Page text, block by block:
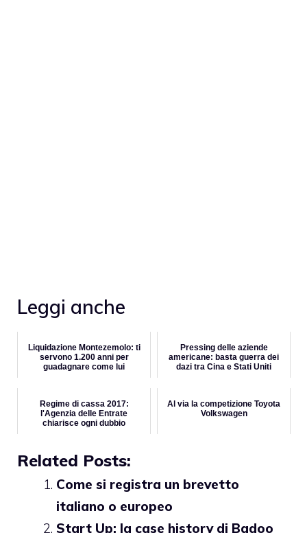
Leggi anche
Liquidazione Montezemolo: ti
servono 1.200 anni per
guadagnare come lui
Pressing delle aziende
americane: basta guerra dei
dazi tra Cina e Stati Uniti
Regime di cassa 2017:
l'Agenzia delle Entrate
chiarisce ogni dubbio
Al via la competizione Toyota
Volkswagen
Related Posts:
Come si registra un brevetto
italiano o europeo
Start Up: la case history di Badoo